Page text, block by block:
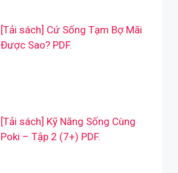
[Tải sách] Cứ Sống Tạm Bợ Mãi
Được Sao? PDF.
[Tải sách] Kỹ Năng Sống Cùng
Poki – Tập 2 (7+) PDF.